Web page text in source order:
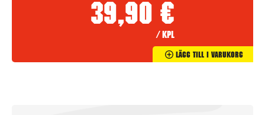
39,90 €
/ kpl
Lägg Till I Varukorg